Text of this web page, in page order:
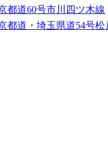
都道60号市川四ツ木線
都道・埼玉県道54号松